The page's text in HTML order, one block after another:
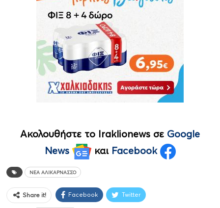
Ακολουθήστε το Iraklionews σε Google
News
και Facebook
ΝΈΑ ΑΛΙΚΑΡΝΑΣΣΌ
Share it! Facebook Twitter